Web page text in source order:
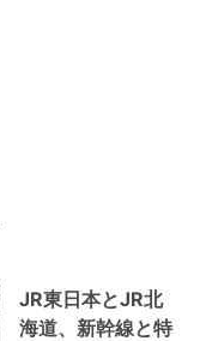
JR東日本とJR北
海道、新幹線と特